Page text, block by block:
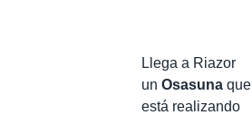
Llega a Riazor
un Osasuna que
está realizando